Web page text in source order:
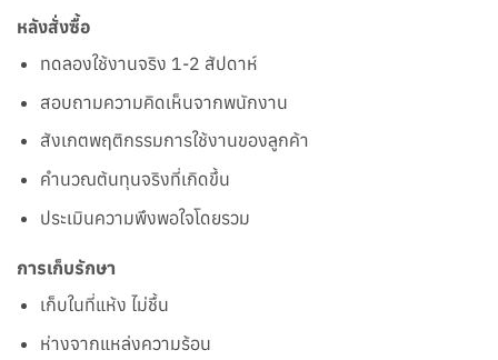
หลังสั่งซื้อ
ทดลองใช้งานจริง 1-2 สัปดาห์
สอบถามความคิดเห็นจากพนักงาน
สังเกตพฤติกรรมการใช้งานของลูกค้า
คำนวณต้นทุนจริงที่เกิดขึ้น
ประเมินความพึงพอใจโดยรวม
การเก็บรักษา
เก็บในที่แห้ง ไม่ชื้น
ห่างจากแหล่งความร้อน